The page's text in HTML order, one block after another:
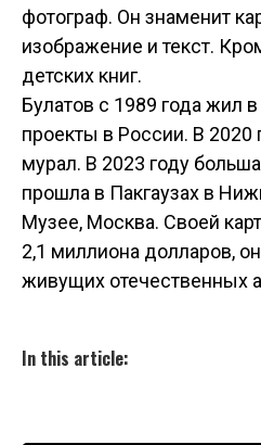
фотограф. Он знаменит
изображение и текст.
детских книг.
Булатов с 1989 года жил
проекты в России. В
мурал. В 2023 году
прошла в Пакгаузах в
Музее, Москва. Своей
2,1 миллиона долларов,
живущих отечественных
In this article: